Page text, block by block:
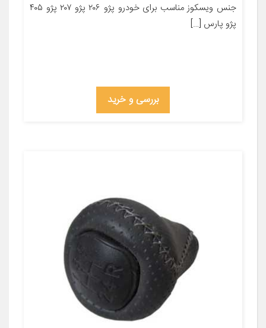
جنس ویسکوز مناسب برای خودرو پژو ۲۰۶ پژو ۲۰۷ پژو ۴۰۵
پژو پارس […]
بررسی و خرید